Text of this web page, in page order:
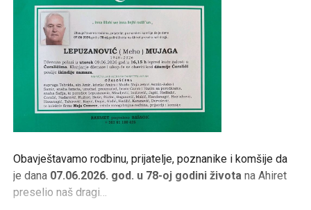
Obavještavamo rodbinu, prijatelje, poznanike i komšije da
je dana 07.06.2026. god. u 78-oj godini životana Ahiret
preselio naš dragi…